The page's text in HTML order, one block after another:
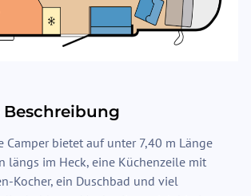
Camper bietet auf unter 7,40 m Länge
längs im Heck, eine Küchenzeile mit
Kocher, ein Duschbad und viel